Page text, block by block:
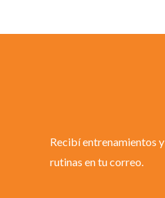
Recibí entrenamientos y
rutinas en tu correo.